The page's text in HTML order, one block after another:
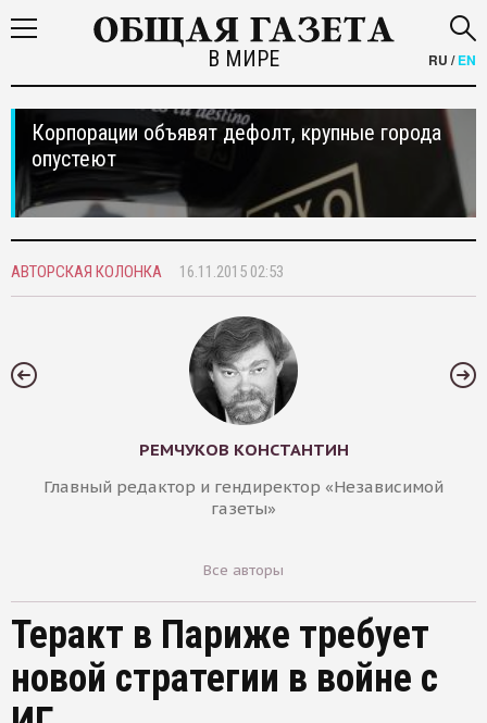
В МИРЕ RU /EN
Корпорации объявят дефолт, крупные города
опустеют
АВТОРСКАЯ КОЛОНКА 16.11.2015 02:53
РЕМЧУКОВ КОНСТАНТИН
Главный редактор и гендиректор «Независимой
газеты»
Все авторы
Теракт в Париже требует
новой стратегии в войне с